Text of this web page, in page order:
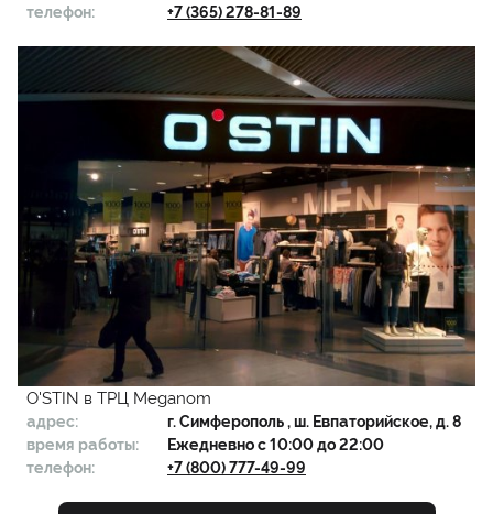
телефон: +7 (365) 278-81-89
O'STIN в ТРЦ Meganom
адрес: г.Симферополь, ш. Евпаторийское, д. 8
время работы:
Ежедневно с 10:00 до 22:00
телефон:
+7 (800) 777-49-99